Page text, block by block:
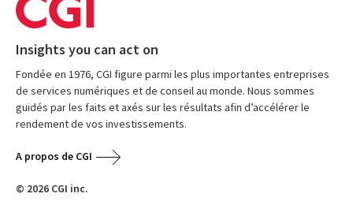
Insights you can act on
Fondée en 1976, CGI figure parmi les plus importantes entreprises
de services numériques et de conseil au monde. Nous sommes
guidés par les faits et axés sur les résultats afin d’accélérer le
rendement de vos investissements.
A propos de CGI
© 2026 CGI inc.